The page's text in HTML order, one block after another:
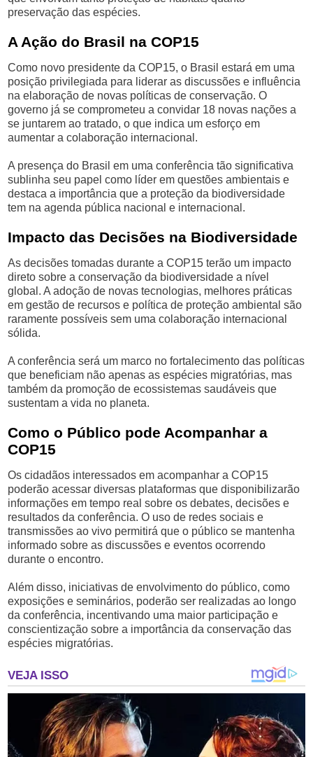
preservação das espécies.
A Ação do Brasil na COP15
Como novo presidente da COP15, o Brasil estará em uma
posição privilegiada para liderar as discussões e influência
na elaboração de novas políticas de conservação. O
governo já se comprometeu a convidar 18 novas nações a
se juntarem ao tratado, o que indica um esforço em
aumentar a colaboração internacional.
A presença do Brasil em uma conferência tão significativa
sublinha seu papel como líder em questões ambientais e
destaca a importância que a proteção da biodiversidade
tem na agenda pública nacional e internacional.
Impacto das Decisões na Biodiversidade
As decisões tomadas durante a COP15 terão um impacto
direto sobre a conservação da biodiversidade a nível
global. A adoção de novas tecnologias, melhores práticas
em gestão de recursos e política de proteção ambiental são
raramente possíveis sem uma colaboração internacional
sólida.
A conferência será um marco no fortalecimento das políticas
que beneficiam não apenas as espécies migratórias, mas
também da promoção de ecossistemas saudáveis que
sustentam a vida no planeta.
Como o Público pode Acompanhar a
COP15
Os cidadãos interessados em acompanhar a COP15
poderão acessar diversas plataformas que disponibilizarão
informações em tempo real sobre os debates, decisões e
resultados da conferência. O uso de redes sociais e
transmissões ao vivo permitirá que o público se mantenha
informado sobre as discussões e eventos ocorrendo
durante o encontro.
Além disso, iniciativas de envolvimento do público, como
exposições e seminários, poderão ser realizadas ao longo
da conferência, incentivando uma maior participação e
conscientização sobre a importância da conservação das
espécies migratórias.